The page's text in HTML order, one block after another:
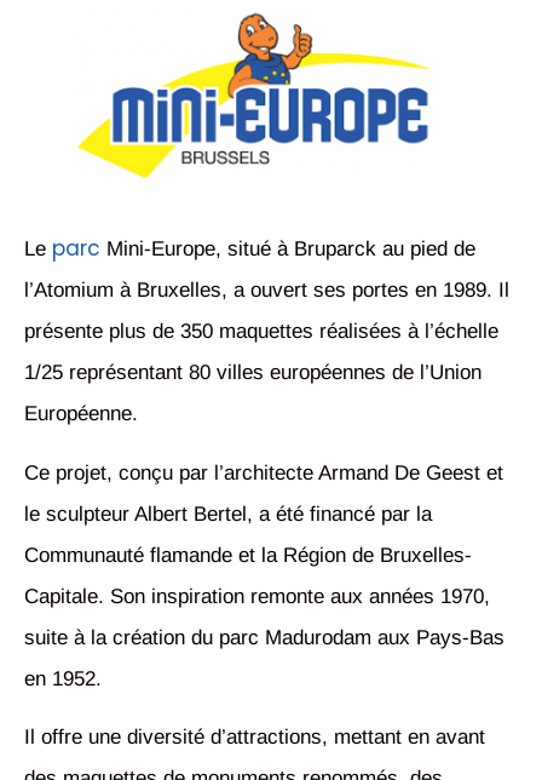
Le parc Mini-Europe, situé à Bruparck au pied de
l’Atomium à Bruxelles, a ouvert ses portes en 1989. Il
présente plus de 350 maquettes réalisées à l’échelle
1/25 représentant 80 villes européennes de l’Union
Européenne.
Ce projet, conçu par l’architecte Armand De Geest et
le sculpteur Albert Bertel, a été financé par la
Communauté flamande et la Région de Bruxelles-
Capitale. Son inspiration remonte aux années 1970,
suite à la création du parc Madurodam aux Pays-Bas
en 1952.
Il offre une diversité d’attractions, mettant en avant